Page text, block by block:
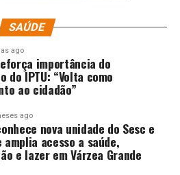
SAÚDE
ago
importância do
do IPTU: “Volta como
ao cidadão”
ago
nova unidade do Sesc e
amplia acesso a saúde,
e lazer em Várzea Grande